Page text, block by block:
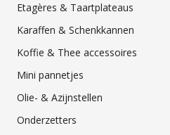
Etagères & Taartplateaus
Karaffen & Schenkkannen
Koffie & Thee accessoires
Mini pannetjes
Olie- & Azijnstellen
Onderzetters